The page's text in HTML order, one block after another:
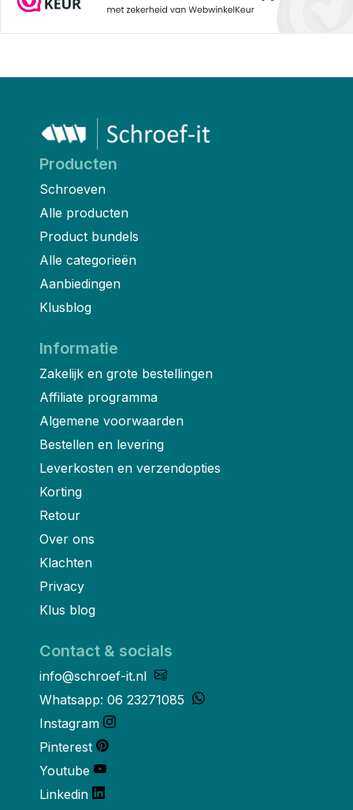
Producten
Schroeven
Alle producten
Product bundels
Alle categorieën
Aanbiedingen
Klusblog
Informatie
Zakelijk en grote bestellingen
Affiliate programma
Algemene voorwaarden
Bestellen en levering
Leverkosten en verzendopties
Korting
Retour
Over ons
Klachten
Privacy
Klus blog
Contact & socials
info@schroef-it.nl
Whatsapp: 06 23271085
Instagram
Pinterest
Youtube
Linkedin